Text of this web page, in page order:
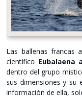
Las ballenas francas
científico Eubalaena
dentro del grupo
sus dimensiones y su
información de ella,